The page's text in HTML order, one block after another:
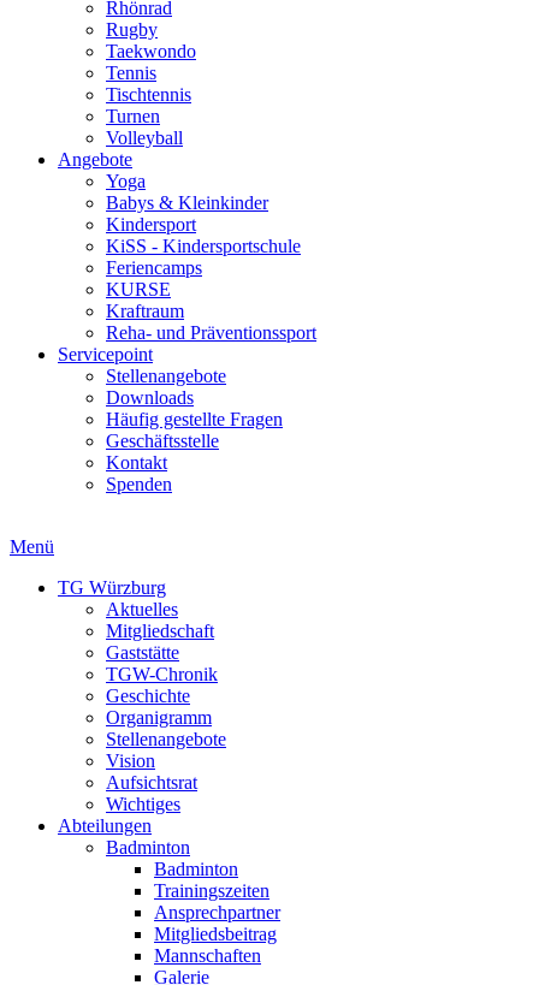
Rhönrad
Rugby
Taekwondo
Tennis
Tischtennis
Turnen
Volleyball
Angebote
Yoga
Babys & Kleinkinder
Kindersport
KiSS - Kindersportschule
Feriencamps
KURSE
Kraftraum
Reha- und Präventionssport
Servicepoint
Stellenangebote
Downloads
Häufig gestellte Fragen
Geschäftsstelle
Kontakt
Spenden
Menü
TG Würzburg
Aktuelles
Mitgliedschaft
Gaststätte
TGW-Chronik
Geschichte
Organigramm
Stellenangebote
Vision
Aufsichtsrat
Wichtiges
Abteilungen
Badminton
Badminton
Trainingszeiten
Ansprechpartner
Mitgliedsbeitrag
Mannschaften
Galerie